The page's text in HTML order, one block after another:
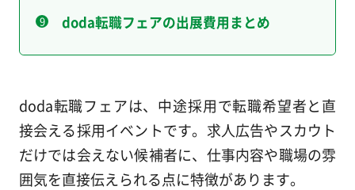
doda転職フェアの出展費用まとめ
doda転職フェアは、中途採用で転職希望者と直
接会える採用イベントです。求人広告やスカウト
だけでは会えない候補者に、仕事内容や職場の雰
囲気を直接伝えられる点に特徴があります。